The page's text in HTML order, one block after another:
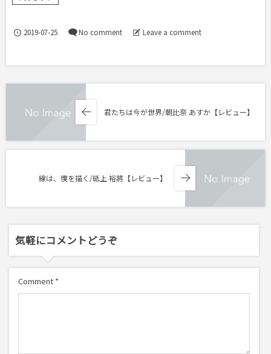
2019-07-25 No comment Leave a comment
君たちは今が世界/朝比奈 あすか【レビュー】
線は、僕を描く/砥上 裕將【レビュー】
気軽にコメントどうぞ
Comment *